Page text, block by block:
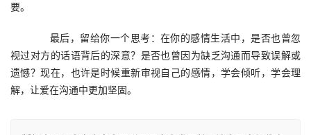
要。
最后，留给你一个思考：在你的感情生活中，是否也曾忽
视过对方的话语背后的深意？是否也曾因为缺乏沟通而导致误解或
遗憾？现在，也许是时候重新审视自己的感情，学会倾听，学会理
解，让爱在沟通中更加坚固。